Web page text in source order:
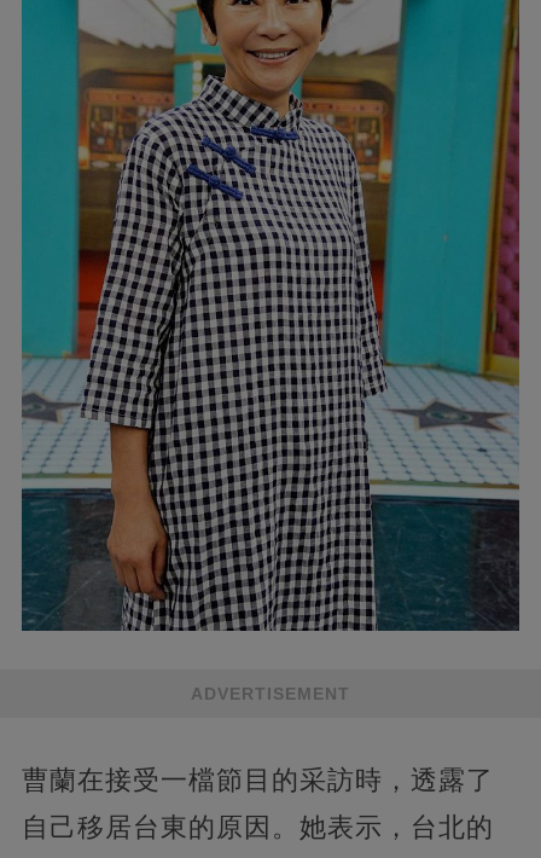
ADVERTISEMENT
曹蘭在接受一檔節目的采訪時，透露了
自己移居台東的原因。她表示，台北的